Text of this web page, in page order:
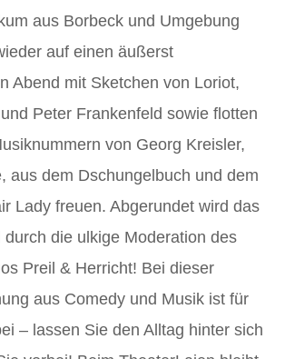
aus Borbeck und Umgebung
auf einen äußerst
Abend mit Sketchen von Loriot,
Peter Frankenfeld sowie flotten
von Georg Kreisler,
aus dem Dschungelbuch und dem
Lady freuen. Abgerundet wird das
durch die ulkige Moderation des
Preil & Herricht! Bei dieser
aus Comedy und Musik ist für
– lassen Sie den Alltag hinter sich